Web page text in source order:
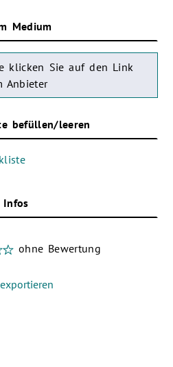
Medium
klicken Sie auf den Link
Anbieter
befüllen/leeren
Infos
ohne Bewertung